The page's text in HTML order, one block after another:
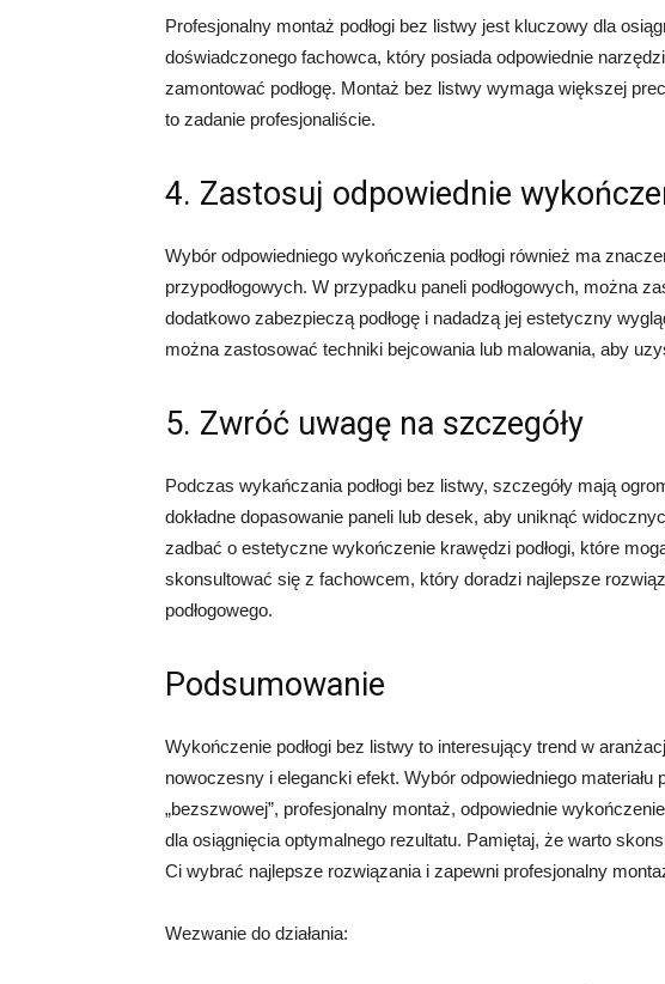
Profesjonalny montaż podłogi bez listwy jest kluczowy dla
doświadczonego fachowca, który posiada odpowiednie
zamontować podłogę. Montaż bez listwy wymaga większej
to zadanie profesjonaliście.
4. Zastosuj odpowiednie
Wybór odpowiedniego wykończenia podłogi również ma
przypodłogowych. W przypadku paneli podłogowych, można
dodatkowo zabezpieczą podłogę i nadadzą jej estetyczny
można zastosować techniki bejcowania lub malowania, aby
5. Zwróć uwagę na szczegóły
Podczas wykańczania podłogi bez listwy, szczegóły mają
dokładne dopasowanie paneli lub desek, aby uniknąć
zadbać o estetyczne wykończenie krawędzi podłogi, które
skonsultować się z fachowcem, który doradzi najlepsze
podłogowego.
Podsumowanie
Wykończenie podłogi bez listwy to interesujący trend w
nowoczesny i elegancki efekt. Wybór odpowiedniego materiału
„bezszwowej”, profesjonalny montaż, odpowiednie
dla osiągnięcia optymalnego rezultatu. Pamiętaj, że warto
Ci wybrać najlepsze rozwiązania i zapewni profesjonalny
Wezwanie do działania: